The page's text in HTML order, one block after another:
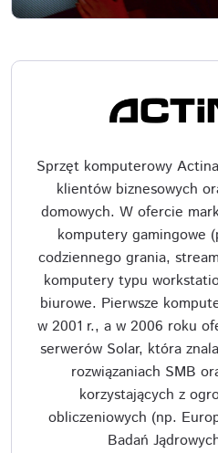
Sprzęt komputerowy
klientów biznesowych
domowych. W ofercie
komputery gamingowe
codziennego grania,
komputery typu
biurowe. Pierwsze
w 2001 r., a w 2006 roku
serwerów Solar, która
rozwiązaniach SMB
korzystających z
obliczeniowych (np.
Badań